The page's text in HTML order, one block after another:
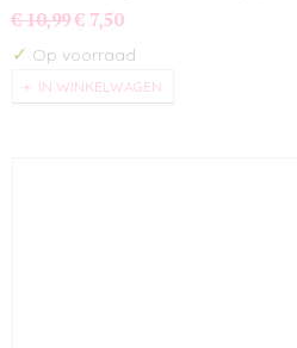
€ 10,99 € 7,50
✓ Op voorraad
IN WINKELWAGEN